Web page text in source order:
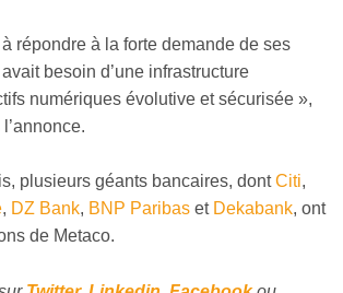
répondre à la forte demande de ses
besoin d’une infrastructure
numériques évolutive et sécurisée »,
plusieurs géants bancaires, dontCiti,
, DZ Bank, BNP Paribas et Dekabank, ont
de Metaco.